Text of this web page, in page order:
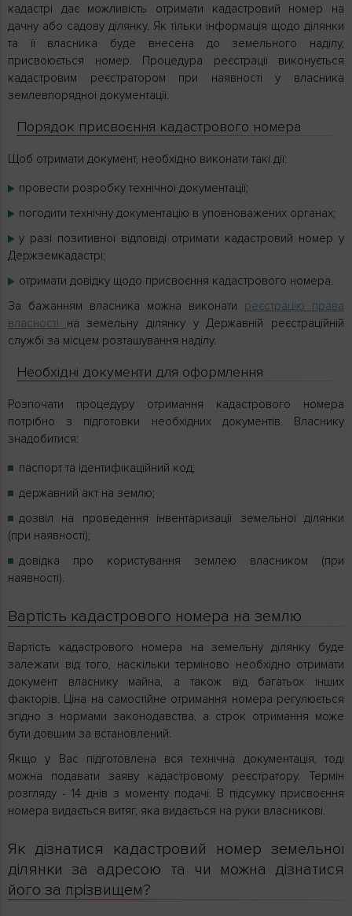
кадастрі дає можливість отримати кадастровий номер на
дачну або садову ділянку. Як тільки інформація щодо ділянки
та її власника буде внесена до земельного наділу,
присвоюється номер. Процедура реєстрації виконується
кадастровим реєстратором при наявності у власника
землевпорядної документації.
Порядок присвоєння кадастрового номера
Щоб отримати документ, необхідно виконати такі дії:
провести розробку технічної документації;
погодити технічну документацію в уповноважених органах;
у разі позитивної відповіді отримати кадастровий номер у
Держземкадастрі;
отримати довідку щодо присвоєння кадастрового номера.
За бажанням власника можна виконати реєстрацію права
власності на земельну ділянку у Державній реєстраційній
службі за місцем розташування наділу.
Необхідні документи для оформлення
Розпочати процедуру отримання кадастрового номера
потрібно з підготовки необхідних документів. Власнику
знадобитися:
паспорт та ідентифікаційний код;
державний акт на землю;
дозвіл на проведення інвентаризації земельної ділянки
(при наявності);
довідка про користування землею власником (при
наявності).
Вартість кадастрового номера на землю
Вартість кадастрового номера на земельну ділянку буде
залежати від того, наскільки терміново необхідно отримати
документ власнику майна, а також від багатьох інших
факторів. Ціна на самостійне отримання номера регулюється
згідно з нормами законодавства, а строк отримання може
бути довшим за встановлений.
Якщо у Вас підготовлена вся технічна документація, тоді
можна подавати заяву кадастровому реєстратору. Термін
розгляду - 14 днів з моменту подачі. В підсумку присвоєння
номера видається витяг, яка видається на руки власникові.
Як дізнатися кадастровий номер земельної
ділянки за адресою та чи можна дізнатися
його за прізвищем?